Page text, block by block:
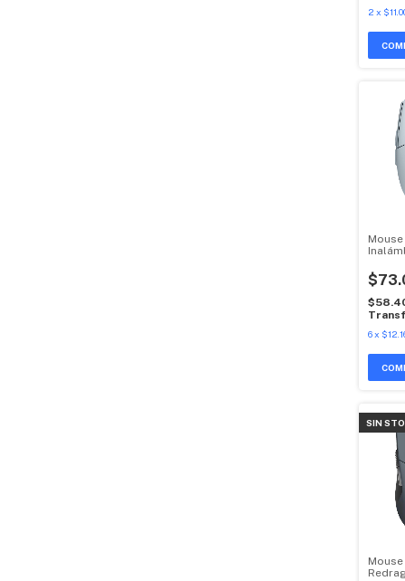
2 x
6x
SIN